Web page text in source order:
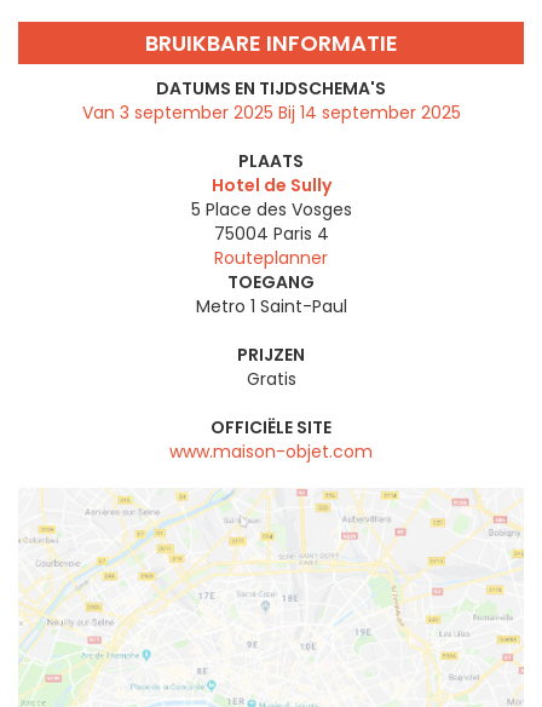
BRUIKBARE INFORMATIE
DATUMS EN TIJDSCHEMA'S
Van 3 september 2025 Bij 14 september 2025
PLAATS
Hotel de Sully
5 Place des Vosges
75004 Paris 4
Routeplanner
TOEGANG
Metro 1 Saint-Paul
PRIJZEN
Gratis
OFFICIËLE SITE
www.maison-objet.com